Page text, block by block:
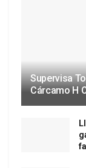
Supervisa
Cárcamo H